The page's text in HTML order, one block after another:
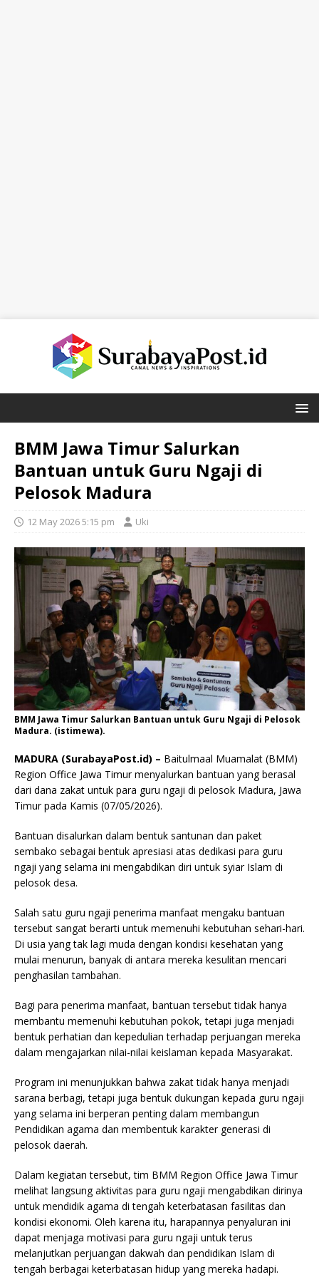
BMM Jawa Timur Salurkan
Bantuan untuk Guru Ngaji di
Pelosok Madura
12 May 2026 5:15 pm Uki
BMM Jawa Timur Salurkan Bantuan untuk Guru Ngaji di Pelosok
Madura. (istimewa).
MADURA (SurabayaPost.id) – Baitulmaal Muamalat (BMM)
Region Office Jawa Timur menyalurkan bantuan yang berasal
dari dana zakat untuk para guru ngaji di pelosok Madura, Jawa
Timur pada Kamis (07/05/2026).
Bantuan disalurkan dalam bentuk santunan dan paket
sembako sebagai bentuk apresiasi atas dedikasi para guru
ngaji yang selama ini mengabdikan diri untuk syiar Islam di
pelosok desa.
Salah satu guru ngaji penerima manfaat mengaku bantuan
tersebut sangat berarti untuk memenuhi kebutuhan sehari-hari.
Di usia yang tak lagi muda dengan kondisi kesehatan yang
mulai menurun, banyak di antara mereka kesulitan mencari
penghasilan tambahan.
Bagi para penerima manfaat, bantuan tersebut tidak hanya
membantu memenuhi kebutuhan pokok, tetapi juga menjadi
bentuk perhatian dan kepedulian terhadap perjuangan mereka
dalam mengajarkan nilai-nilai keislaman kepada Masyarakat.
Program ini menunjukkan bahwa zakat tidak hanya menjadi
sarana berbagi, tetapi juga bentuk dukungan kepada guru ngaji
yang selama ini berperan penting dalam membangun
Pendidikan agama dan membentuk karakter generasi di
pelosok daerah.
Dalam kegiatan tersebut, tim BMM Region Office Jawa Timur
melihat langsung aktivitas para guru ngaji mengabdikan dirinya
untuk mendidik agama di tengah keterbatasan fasilitas dan
kondisi ekonomi. Oleh karena itu, harapannya penyaluran ini
dapat menjaga motivasi para guru ngaji untuk terus
melanjutkan perjuangan dakwah dan pendidikan Islam di
tengah berbagai keterbatasan hidup yang mereka hadapi.